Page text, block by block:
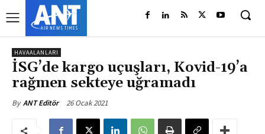
HAVAALANLARI
İSG’de kargo uçuşları, Kovid-19’a
rağmen sekteye uğramadı
By ANT Editör 26 Ocak 2021